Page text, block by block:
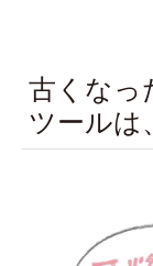
古くなっ
ツールは